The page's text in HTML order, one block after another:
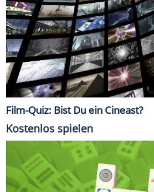
Film-Quiz: Bist Du ein Cineast?
Kostenlos spielen